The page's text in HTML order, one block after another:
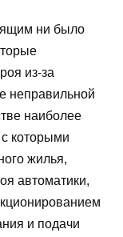
ни было
из-за
неправильной
наиболее
которыми
жилья,
автоматики,
и подачи